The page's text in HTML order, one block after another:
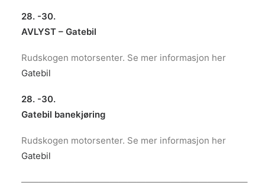
28. -30.
AVLYST – Gatebil
Rudskogen motorsenter. Se mer informasjon her
Gatebil
28. -30.
Gatebil banekjøring
Rudskogen motorsenter. Se mer informasjon her
Gatebil
—————————————————————————–